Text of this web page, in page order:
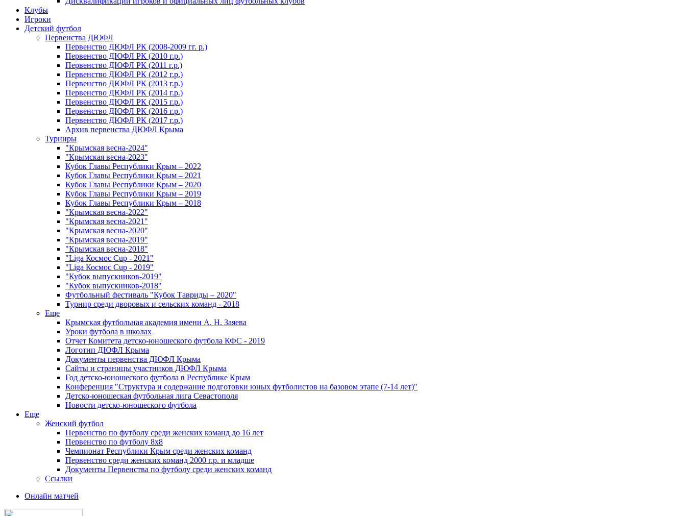
Клубы
Игроки
Детский футбол
Первенства ДЮФЛ
Первенство ДЮФЛ РК (2008-2009 гг. р.)
Первенство ДЮФЛ РК (2010 г.р.)
Первенство ДЮФЛ РК (2011 г.р.)
Первенство ДЮФЛ РК (2012 г.р.)
Первенство ДЮФЛ РК (2013 г.р.)
Первенство ДЮФЛ РК (2014 г.р.)
Первенство ДЮФЛ РК (2015 г.р.)
Первенство ДЮФЛ РК (2016 г.р.)
Первенство ДЮФЛ РК (2017 г.р.)
Архив первенства ДЮФЛ Крыма
Турниры
"Крымская весна-2024"
"Крымская весна-2023"
Кубок Главы Республики Крым – 2022
Кубок Главы Республики Крым – 2021
Кубок Главы Республики Крым – 2020
Кубок Главы Республики Крым – 2019
Кубок Главы Республики Крым – 2018
"Крымская весна-2022"
"Крымская весна-2021"
"Крымская весна-2020"
"Крымская весна-2019"
"Крымская весна-2018"
"Liga Космос Cup - 2021"
"Liga Космос Cup - 2019"
"Кубок выпускников-2019"
"Кубок выпускников-2018"
Футбольный фестиваль "Кубок Тавриды – 2020"
Турнир среди дворовых и сельских команд - 2018
Еще
Крымская футбольная академия имени А. Н. Заяева
Уроки футбола в школах
Отчет Комитета детско-юношеского футбола КФС - 2019
Логотип ДЮФЛ Крыма
Документы первенства ДЮФЛ Крыма
Сайты и страницы участников ДЮФЛ Крыма
Год детско-юношеского футбола в Республике Крым
Конференция "Структура и содержание подготовки юных футболистов на базовом этапе (7-14 лет)"
Детско-юношеская футбольная лига Севастополя
Новости детско-юношеского футбола
Еще
Женский футбол
Первенство по футболу среди женских команд до 16 лет
Первенство по футболу 8х8
Чемпионат Республики Крым среди женских команд
Первенство среди женских команд 2000 г.р. и младше
Документы Первенства по футболу среди женских команд
Ссылки
Онлайн матчей